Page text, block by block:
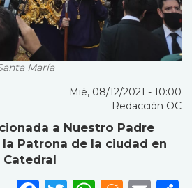
María
Mié, 08/12/2021 - 10:00
Redacción OC
a Nuestro Padre
Patrona de la ciudad en